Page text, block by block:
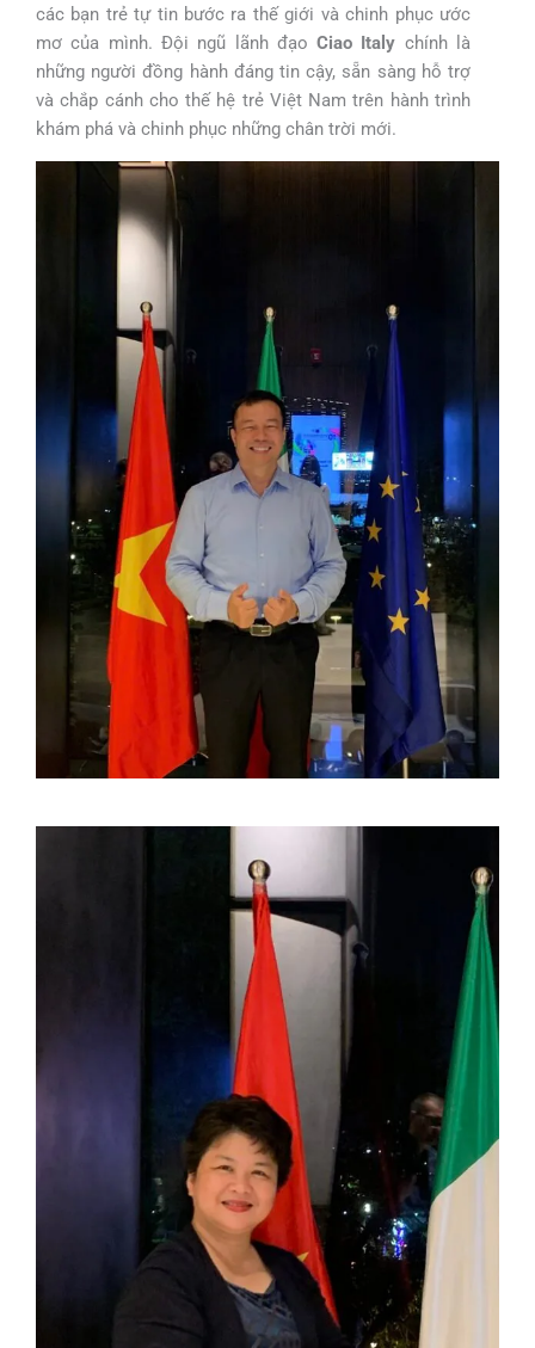
các bạn trẻ tự tin bước ra thế giới và chinh phục ước
mơ của mình. Đội ngũ lãnh đạoCiao Italy chính là
những người đồng hành đáng tin cậy, sẵn sàng hỗ trợ
và chắp cánh cho thế hệ trẻ Việt Nam trên hành trình
khám phá và chinh phục những chân trời mới.